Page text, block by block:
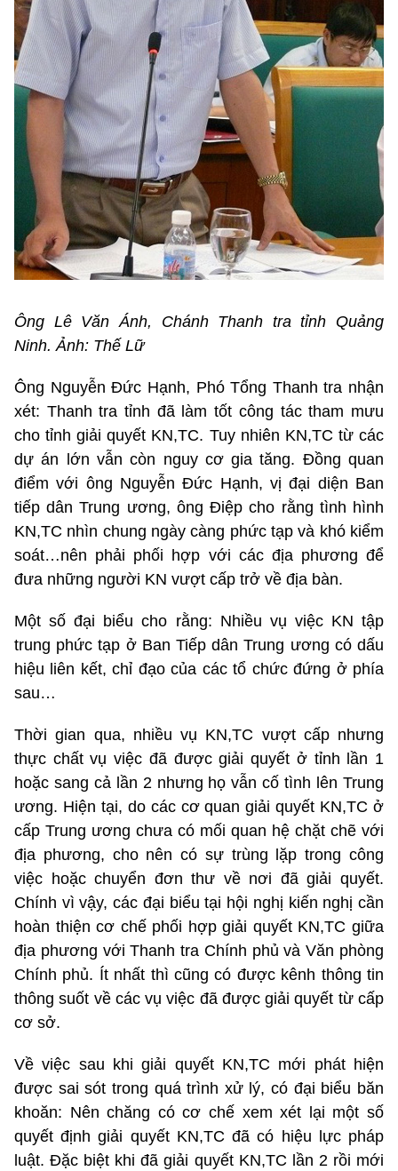
Ông Lê Văn Ánh, Chánh Thanh tra tỉnh Quảng
Ninh. Ảnh: Thế Lữ
Ông Nguyễn Đức Hạnh, Phó Tổng Thanh tra nhận
xét: Thanh tra tỉnh đã làm tốt công tác tham mưu
cho tỉnh giải quyết KN,TC. Tuy nhiên KN,TC từ các
dự án lớn vẫn còn nguy cơ gia tăng. Đồng quan
điểm với ông Nguyễn Đức Hạnh, vị đại diện Ban
tiếp dân Trung ương, ông Điệp cho rằng tình hình
KN,TC nhìn chung ngày càng phức tạp và khó kiểm
soát…nên phải phối hợp với các địa phương để
đưa những người KN vượt cấp trở về địa bàn.
Một số đại biểu cho rằng: Nhiều vụ việc KN tập
trung phức tạp ở Ban Tiếp dân Trung ương có dấu
hiệu liên kết, chỉ đạo của các tổ chức đứng ở phía
sau…
Thời gian qua, nhiều vụ KN,TC vượt cấp nhưng
thực chất vụ việc đã được giải quyết ở tỉnh lần 1
hoặc sang cả lần 2 nhưng họ vẫn cố tình lên Trung
ương. Hiện tại, do các cơ quan giải quyết KN,TC ở
cấp Trung ương chưa có mối quan hệ chặt chẽ với
địa phương, cho nên có sự trùng lặp trong công
việc hoặc chuyển đơn thư về nơi đã giải quyết.
Chính vì vậy, các đại biểu tại hội nghị kiến nghị cần
hoàn thiện cơ chế phối hợp giải quyết KN,TC giữa
địa phương với Thanh tra Chính phủ và Văn phòng
Chính phủ. Ít nhất thì cũng có được kênh thông tin
thông suốt về các vụ việc đã được giải quyết từ cấp
cơ sở.
Về việc sau khi giải quyết KN,TC mới phát hiện
được sai sót trong quá trình xử lý, có đại biểu băn
khoăn: Nên chăng có cơ chế xem xét lại một số
quyết định giải quyết KN,TC đã có hiệu lực pháp
luật. Đặc biệt khi đã giải quyết KN,TC lần 2 rồi mới